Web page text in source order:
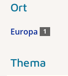
Ort
Europa 1
Thema